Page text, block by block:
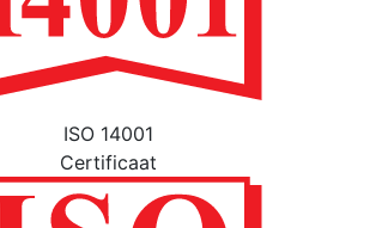
ISO 14001
Certificaat